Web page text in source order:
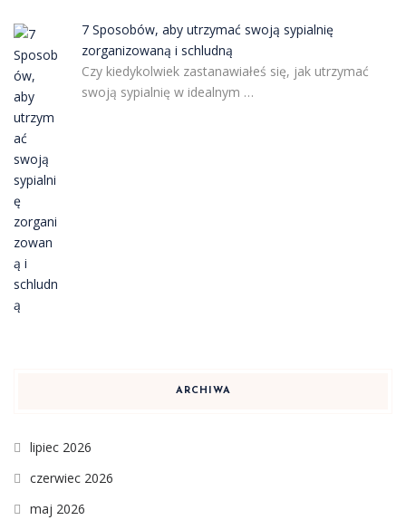
7 Sposobów, aby utrzymać swoją sypialnię
zorganizowaną i schludną
Czy kiedykolwiek zastanawiałeś się, jak utrzymać
swoją sypialnię w idealnym …
ARCHIWA
lipiec 2026
czerwiec 2026
maj 2026